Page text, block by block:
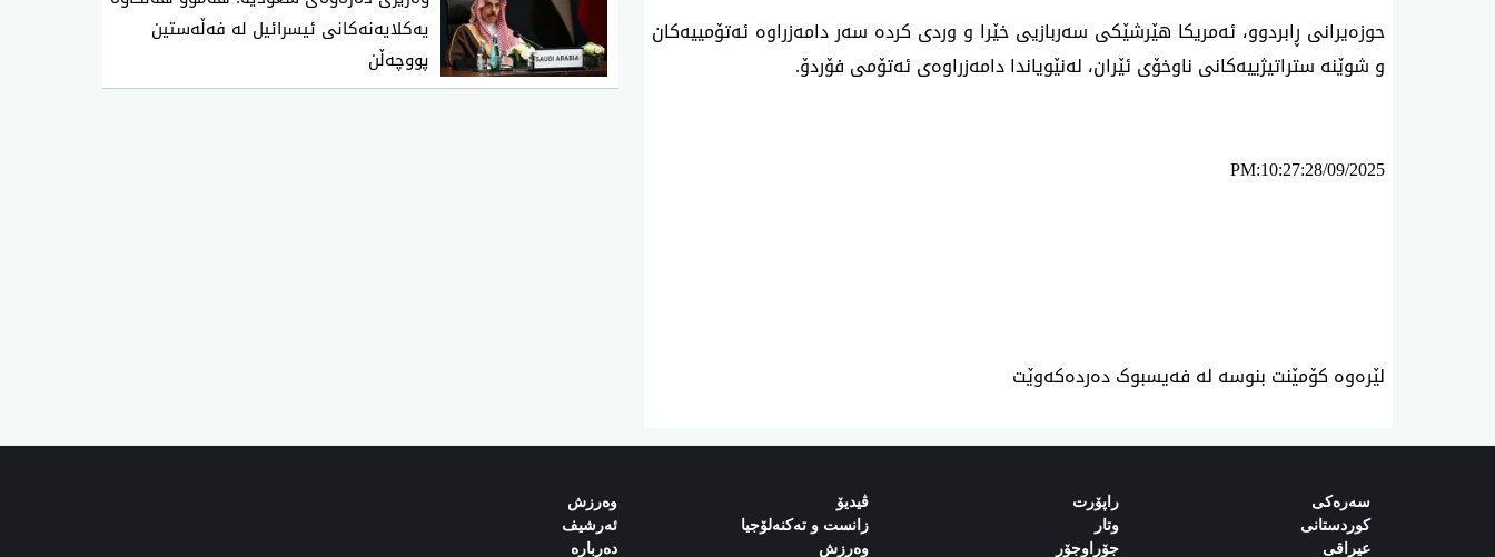
حوزه‌یرانی ڕابردوو، ئه‌مریكا هێرشێكی سه‌ربازیی خێرا و وردی كرده‌ سه‌ر دامه‌زراوه‌ ئه‌تۆمییه‌كان
و شوێنه‌ ستراتیژییه‌كانی ناوخۆی ئێران، له‌نێویاندا دامه‌زراوه‌ی ئه‌تۆمی فۆردۆ.
PM:10:27:28/09/2025
لێرەوە کۆمێنت بنوسە لە فەیسبوک دەردەکەوێت
یەکلایەنەکانی ئیسرائیل لە فەڵەستین
پووچەڵن
سەرەکی
کوردستانی
‌‌عیراقی‌
راپۆرت
وتار
جۆراوجۆر
ڤیدیۆ
زانست و تەکنەلۆجیا
وەرزش
وەرزش‌
ئەرشیف
دەربارە‌